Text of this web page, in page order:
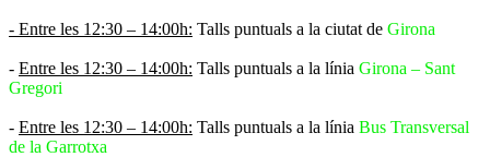
- Entre les 12:30 – 14:00h: Talls puntuals a la ciutat de Girona
- Entre les 12:30 – 14:00h: Talls puntuals a la línia Girona – Sant
Gregori
- Entre les 12:30 – 14:00h: Talls puntuals a la línia Bus Transversal
de la Garrotxa